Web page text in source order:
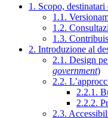
1. Scopo,
1.1.
1.2.
1.3.
2. Introduzione al
2.1. Design
government)
2.2.
2.2.1.
2.2.2.
2.3.